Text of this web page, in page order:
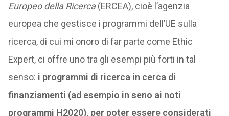
Europeo della Ricerca(ERCEA), cioè l’agenzia
europea che gestisce i programmi dell’UE sulla
ricerca, di cui mi onoro di far parte come Ethic
Expert, ci offre uno tra gli esempi più forti in tal
senso: i programmi di ricerca in cerca di
finanziamenti (ad esempio in seno ai noti
programmi H2020), per poter essere considerati